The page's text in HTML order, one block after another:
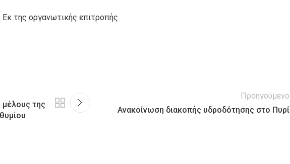
Eκ της οργανωτικής επιτροπής
μέλους της
Προηγούμενο
Ανακοίνωση διακοπής υδροδότησης στο Πυρί